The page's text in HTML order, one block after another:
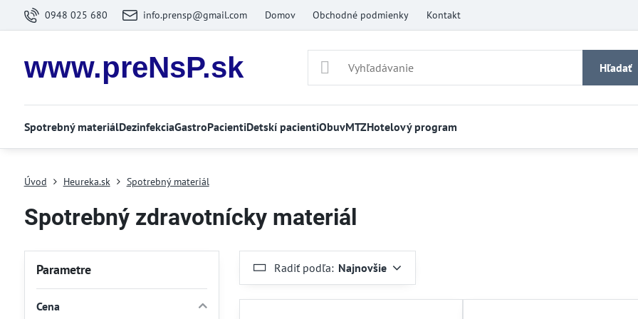
0948 025 680 info.prensp@gmail.com Domov Obchodné podmienky Kontakt
www.preNsP.sk Hľadať
Spotrebný materiálDezinfekciaGastroPacientiDetskí pacientiObuvMTZHotelový program
Úvod Heureka.sk Spotrebný materiál
Spotrebný zdravotnícky materiál
Radiť podľa: Najnovšie
Parametre
Cena